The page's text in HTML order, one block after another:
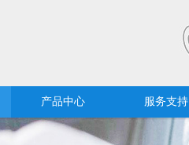
产品中心 服务支持